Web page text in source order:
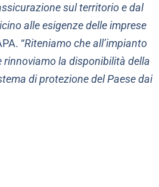
sul territorio e dal
alle esigenze delle imprese
“Riteniamo che all’impianto
la disponibilità della
di protezione del Paese dai